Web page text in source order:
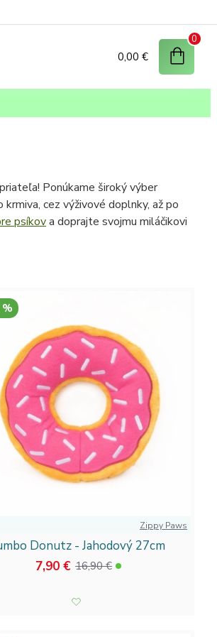
0,00 €
0
Ponúkame široký výber
cez výživové doplnky, až po
psíkova doprajte svojmu miláčikovi
Ak máte doma aj mačičku,
možnosť nakupovať všetko na
čo všetko môžeme ponúknuť
je Ecolife správna voľba pre
Zippy Paws
Donutz - Jahodový 27cm
7,90 € 16,90 €